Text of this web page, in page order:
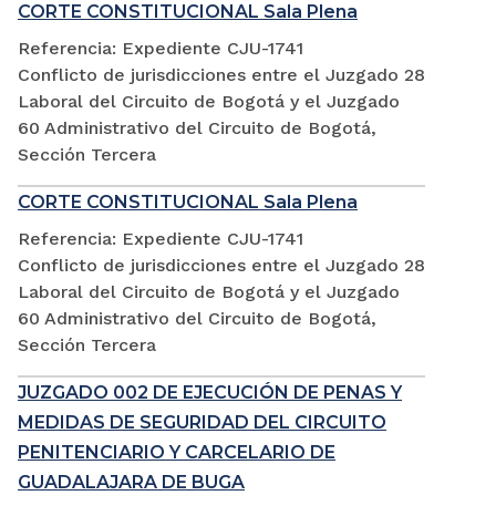
CORTE CONSTITUCIONAL Sala Plena
Referencia: Expediente CJU-1741
Conflicto de jurisdicciones entre el Juzgado 28
Laboral del Circuito de Bogotá y el Juzgado
60 Administrativo del Circuito de Bogotá,
Sección Tercera
CORTE CONSTITUCIONAL Sala Plena
Referencia: Expediente CJU-1741
Conflicto de jurisdicciones entre el Juzgado 28
Laboral del Circuito de Bogotá y el Juzgado
60 Administrativo del Circuito de Bogotá,
Sección Tercera
JUZGADO 002 DE EJECUCIÓN DE PENAS Y
MEDIDAS DE SEGURIDAD DEL CIRCUITO
PENITENCIARIO Y CARCELARIO DE
GUADALAJARA DE BUGA